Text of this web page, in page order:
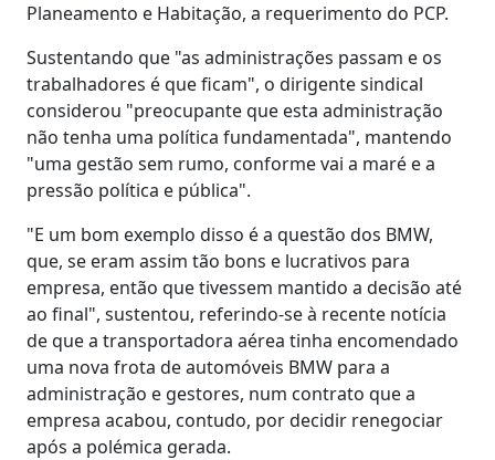
Planeamento e Habitação, a requerimento do PCP.
Sustentando que "as administrações passam e os
trabalhadores é que ficam", o dirigente sindical
considerou "preocupante que esta administração
não tenha uma política fundamentada", mantendo
"uma gestão sem rumo, conforme vai a maré e a
pressão política e pública".
"E um bom exemplo disso é a questão dos BMW,
que, se eram assim tão bons e lucrativos para
empresa, então que tivessem mantido a decisão até
ao final", sustentou, referindo-se à recente notícia
de que a transportadora aérea tinha encomendado
uma nova frota de automóveis BMW para a
administração e gestores, num contrato que a
empresa acabou, contudo, por decidir renegociar
após a polémica gerada.